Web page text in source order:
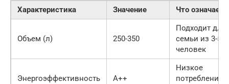
Характеристика Значение Что означает
Объем (л) 250-350
Подходит для
семьи из 3-5
человек
Энергоэффективность A++
Низкое
потребление